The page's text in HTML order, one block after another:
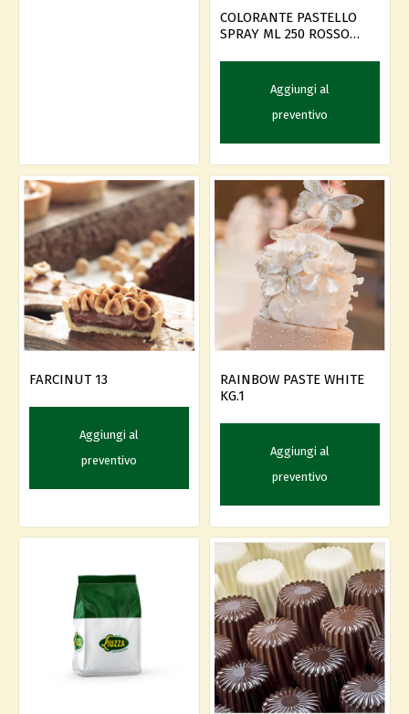
COLORANTE PASTELLO
SPRAY ML 250 ROSSO
Aggiungi al
preventivo
FARCINUT 13
Aggiungi al
preventivo
RAINBOW PASTE WHITE
KG.1
Aggiungi al
preventivo